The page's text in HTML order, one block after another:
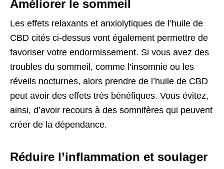
Améliorer le sommeil
Les effets relaxants et anxiolytiques de l’huile de
CBD cités ci-dessus vont également permettre de
favoriser votre endormissement. Si vous avez des
troubles du sommeil, comme l’insomnie ou les
réveils nocturnes, alors prendre de l’huile de CBD
peut avoir des effets très bénéfiques. Vous évitez,
ainsi, d’avoir recours à des somnifères qui peuvent
créer de la dépendance.
Réduire l’inflammation et soulager